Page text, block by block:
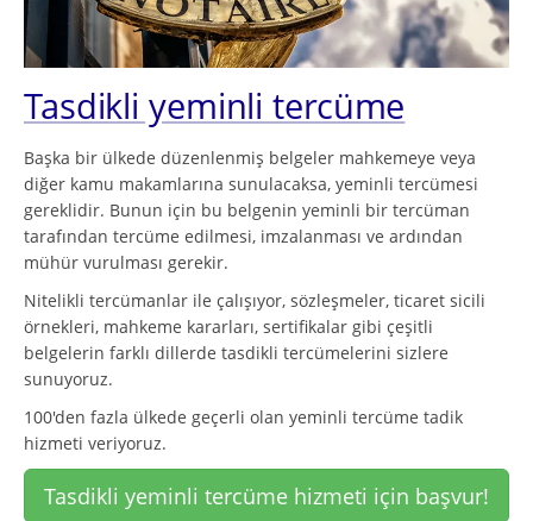
Tasdikli yeminli tercüme
Başka bir ülkede düzenlenmiş belgeler mahkemeye veya
diğer kamu makamlarına sunulacaksa, yeminli tercümesi
gereklidir. Bunun için bu belgenin yeminli bir tercüman
tarafından tercüme edilmesi, imzalanması ve ardından
mühür vurulması gerekir.
Nitelikli tercümanlar ile çalışıyor, sözleşmeler, ticaret sicili
örnekleri, mahkeme kararları, sertifikalar gibi çeşitli
belgelerin farklı dillerde tasdikli tercümelerini sizlere
sunuyoruz.
100'den fazla ülkede geçerli olan yeminli tercüme tadik
hizmeti veriyoruz.
Tasdikli yeminli tercüme hizmeti için başvur!